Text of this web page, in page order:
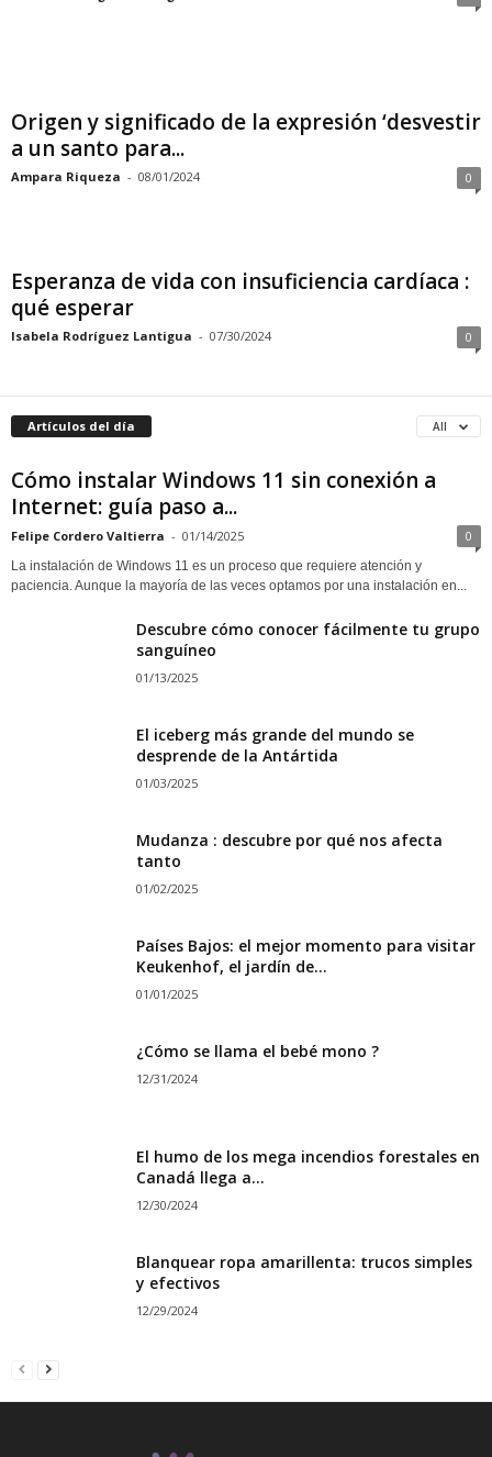
Origen y significado de la expresión ‘desvestir
a un santo para...
Ampara Riqueza - 08/01/2024 0
Esperanza de vida con insuficiencia cardíaca :
qué esperar
Isabela Rodríguez Lantigua - 07/30/2024 0
Artículos del día All
Cómo instalar Windows 11 sin conexión a
Internet: guía paso a...
Felipe Cordero Valtierra - 01/14/2025 0
La instalación de Windows 11 es un proceso que requiere atención y
paciencia. Aunque la mayoría de las veces optamos por una instalación en...
Descubre cómo conocer fácilmente tu grupo
sanguíneo
01/13/2025
El iceberg más grande del mundo se
desprende de la Antártida
01/03/2025
Mudanza : descubre por qué nos afecta
tanto
01/02/2025
Países Bajos: el mejor momento para visitar
Keukenhof, el jardín de...
01/01/2025
¿Cómo se llama el bebé mono ?
12/31/2024
El humo de los mega incendios forestales en
Canadá llega a...
12/30/2024
Blanquear ropa amarillenta: trucos simples
y efectivos
12/29/2024